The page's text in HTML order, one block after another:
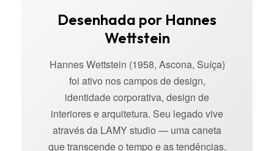
Desenhada por Hannes
Wettstein
Hannes Wettstein (1958, Ascona, Suíça)
foi ativo nos campos de design,
identidade corporativa, design de
interiores e arquitetura. Seu legado vive
através da LAMY studio — uma caneta
que transcende o tempo e as tendências.